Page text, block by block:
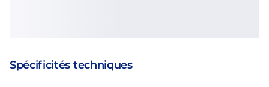
Spécificités techniques